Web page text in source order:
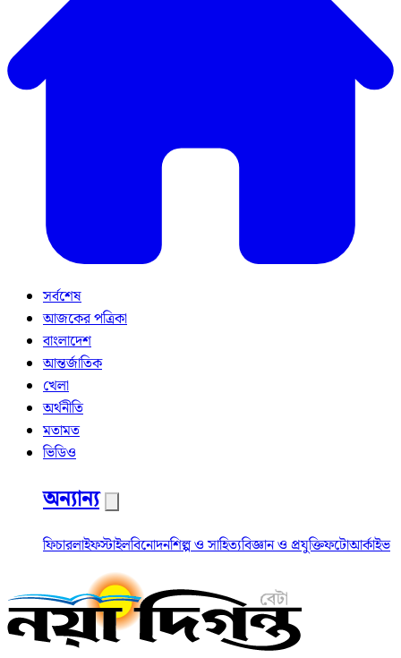
সর্বশেষ
আজকের পত্রিকা
বাংলাদেশ
আন্তর্জাতিক
খেলা
অর্থনীতি
মতামত
ভিডিও
অন্যান্য
ফিচারলাইফস্টাইলবিনোদনশিল্প ও সাহিত্যবিজ্ঞান ও প্রযুক্তিফটোআর্কাইভ